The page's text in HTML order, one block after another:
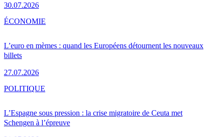
30.07.2026
L’euro en mèmes : quand les Européens détournent les nouveaux
billets
27.07.2026
ÉCONOMIE
L’Espagne sous pression : la crise migratoire de Ceuta met
Schengen à l’épreuve
POLITIQUE